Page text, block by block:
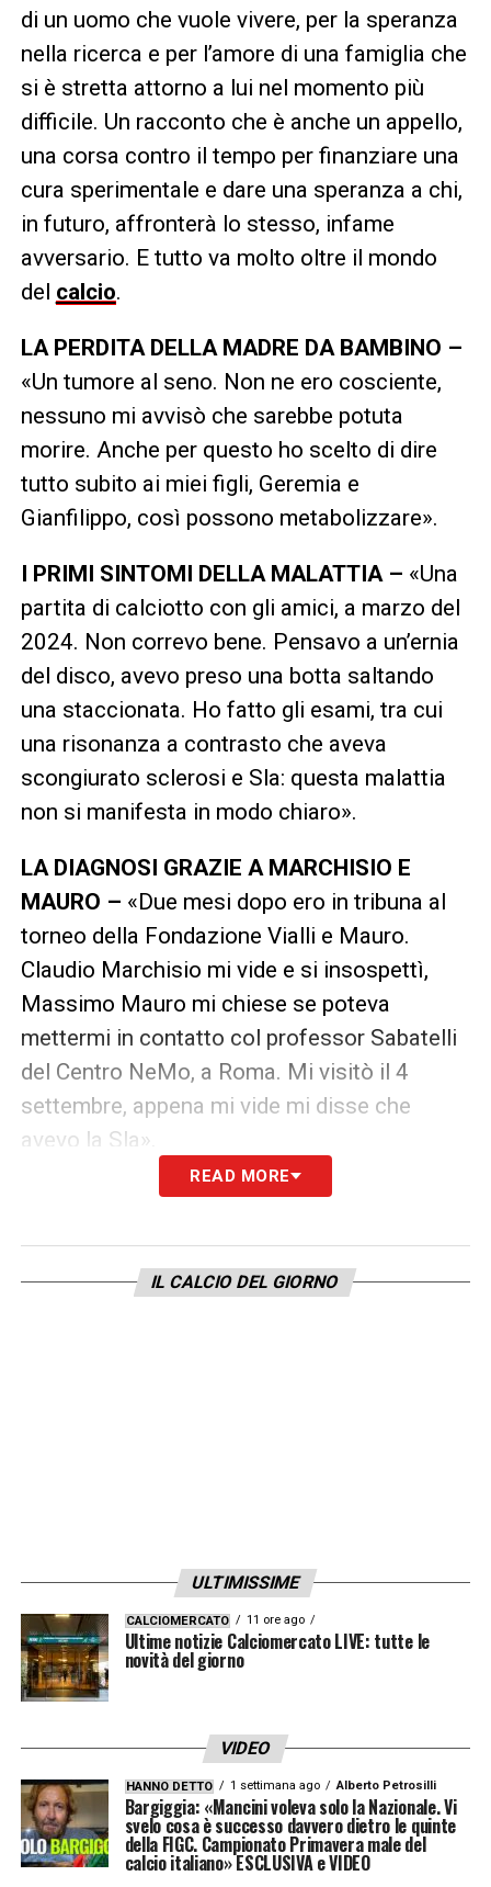
di un uomo che vuole vivere, per la speranza
nella ricerca e per l’amore di una famiglia che
si è stretta attorno a lui nel momento più
difficile. Un racconto che è anche un appello,
una corsa contro il tempo per finanziare una
cura sperimentale e dare una speranza a chi,
in futuro, affronterà lo stesso, infame
avversario. E tutto va molto oltre il mondo
del calcio.
LA PERDITA DELLA MADRE DA BAMBINO –
«Un tumore al seno. Non ne ero cosciente,
nessuno mi avvisò che sarebbe potuta
morire. Anche per questo ho scelto di dire
tutto subito ai miei figli, Geremia e
Gianfilippo, così possono metabolizzare».
I PRIMI SINTOMI DELLA MALATTIA – «Una
partita di calciotto con gli amici, a marzo del
2024. Non correvo bene. Pensavo a un’ernia
del disco, avevo preso una botta saltando
una staccionata. Ho fatto gli esami, tra cui
una risonanza a contrasto che aveva
scongiurato sclerosi e Sla: questa malattia
non si manifesta in modo chiaro».
LA DIAGNOSI GRAZIE A MARCHISIO E
MAURO – «Due mesi dopo ero in tribuna al
torneo della Fondazione Vialli e Mauro.
Claudio Marchisio mi vide e si insospettì,
Massimo Mauro mi chiese se poteva
mettermi in contatto col professor Sabatelli
del Centro NeMo, a Roma. Mi visitò il 4
settembre, appena mi vide mi disse che
avevo la Sla».
LA REAZIONE ALLA NOTIZIA –
scherzare. Vivere».
della burocrazia sono lentissimi, quelli della
malattia rapidi. Abbiamo pagato 100mila
euro solo per rendere la mia giornata
vivibile».
LA RACCOLTA FONDI PER LA CURA –«La
speranza è trovare una cura per la mutazione
che ha colpito me come tante altre persone.
Magari non mi salverò io, ma altri sì. Ci
READ MORE
IL CALCIO DEL GIORNO
ULTIMISSIME
CALCIOMERCATO 11 ore ago
Ultime notizie Calciomercato LIVE: tutte le
novità del giorno
VIDEO
HANNO DETTO 1 settimana ago Alberto Petrosilli
Bargiggia: «Mancini voleva solo la Nazionale. Vi
svelo cosa è successo davvero dietro le quinte
della FIGC. Campionato Primavera male del
calcio italiano» ESCLUSIVA e VIDEO